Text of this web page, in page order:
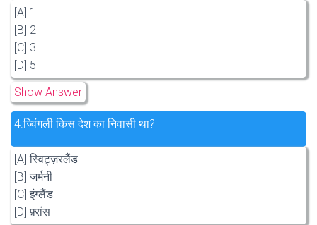
[A] 1
[B] 2
[C] 3
[D] 5
Show Answer
4.ज्विंगली किस देश का निवासी था?
[A] स्विट्ज़रलैंड
[B] जर्मनी
[C] इंग्लैंड
[D] फ़्रांस